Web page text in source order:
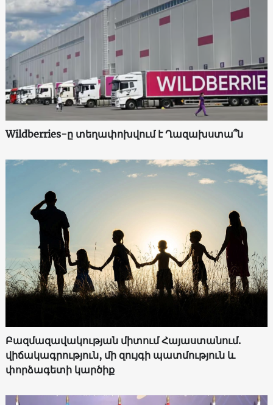
Wildberries-ը տեղափոխվում է Ղազախստա՞ն
Բազմազավակության միտում Հայաստանում.
վիճակագրություն, մի զույգի պատմություն և
փորձագետի կարծիք